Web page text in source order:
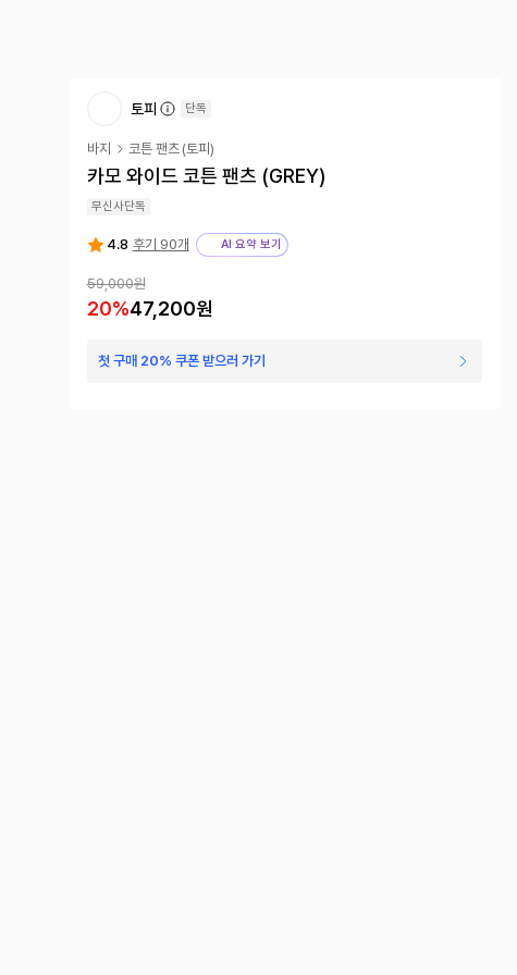
토피 단독
바지 코튼 팬츠 (토피 )
카모 와이드 코튼 팬츠 (GREY)
무신사단독
4.8 후기 90개 AI 요약 보기
59,000원
20%47,200원
첫 구매 20% 쿠폰 받으러 가기